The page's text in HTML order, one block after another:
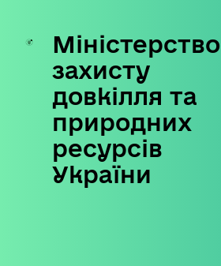
Skip
content
Міністерство
захисту
довкілля та
природних
ресурсів
України